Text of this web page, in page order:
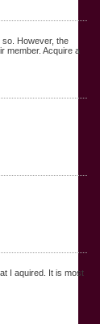
However, the
member. Acquire a
I aquired. It is most